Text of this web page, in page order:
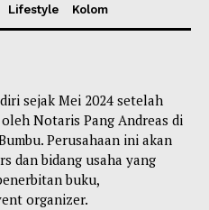
Lifestyle Kolom
sejak Mei 2024 setelah
Notaris Pang Andreas di
Perusahaan ini akan
dan bidang usaha yang
buku,
organizer.